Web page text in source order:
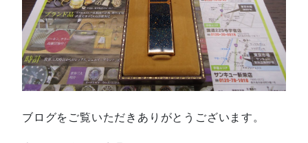
ブログをご覧いただきありがとうございます。